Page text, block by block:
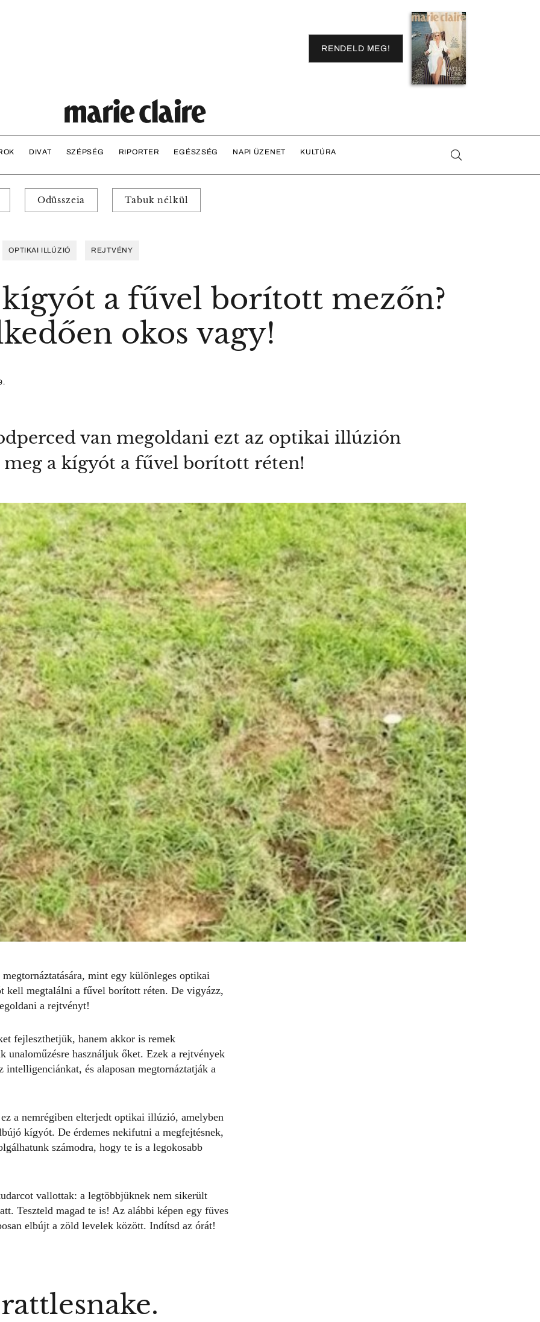
RENDELD MEG!
DIVAT SZÉPSÉG RIPORTER EGÉSZSÉG NAPI ÜZENET KULTÚRA
Odüsszeia Tabuk nélkül
OPTIKAI ILLÚZIÓ REJTVÉNY
a fűvel borított mezőn?
okos vagy!
van megoldani ezt az optikai illúzión
a kígyót a fűvel borított réten!
mint egy különleges optikai
kell megtalálni a fűvel borított réten. De vigyázz,
a rejtvényt!
fejleszthetjük, hanem akkor is remek
unaloműzésre használjuk őket. Ezek a rejtvények
intelligenciánkat, és alaposan megtornáztatják a
a nemrégiben elterjedt optikai illúzió, amelyben
kígyót. De érdemes nekifutni a megfejtésnek,
számodra, hogy te is a legokosabb
vallottak: a legtöbbjüknek nem sikerült
Teszteld magad te is! Az alábbi képen egy füves
elbújt a zöld levelek között. Indítsd az órát!